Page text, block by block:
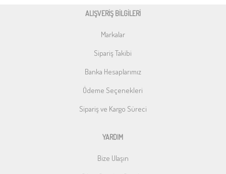
ALIŞVERİŞ BİLGİLERİ
Markalar
Sipariş Takibi
Banka Hesaplarımız
Ödeme Seçenekleri
Sipariş ve Kargo Süreci
YARDIM
Bize Ulaşın